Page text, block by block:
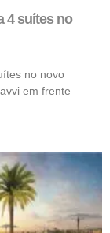
4 suítes no
no novo
em frente